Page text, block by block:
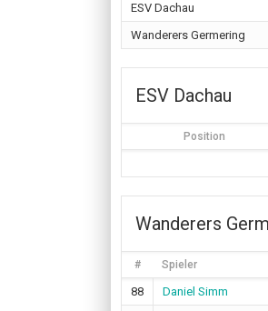
ESV Dachau
Wanderers Germering
ESV Dachau
Position
Wanderers
# Spieler
88 Daniel Simm